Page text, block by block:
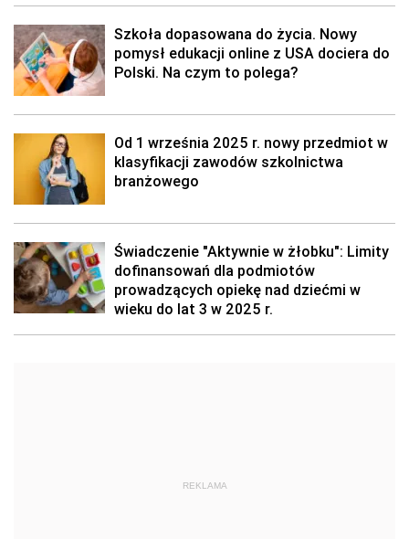
Szkoła dopasowana do życia. Nowy
pomysł edukacji online z USA dociera do
Polski. Na czym to polega?
Od 1 września 2025 r. nowy przedmiot w
klasyfikacji zawodów szkolnictwa
branżowego
Świadczenie "Aktywnie w żłobku": Limity
dofinansowań dla podmiotów
prowadzących opiekę nad dziećmi w
wieku do lat 3 w 2025 r.
REKLAMA